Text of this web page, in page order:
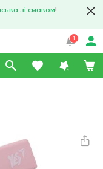
зі смаком!
1